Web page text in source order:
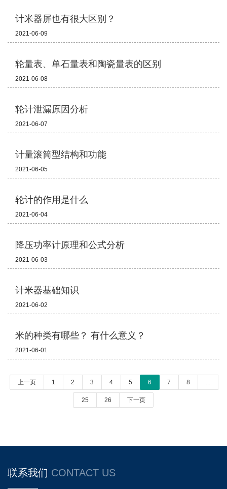
计米器屏也有很大区别？
2021-06-09
轮量表、单石量表和陶瓷量表的区别
2021-06-08
轮计泄漏原因分析
2021-06-07
计量滚筒型结构和功能
2021-06-05
轮计的作用是什么
2021-06-04
降压功率计原理和公式分析
2021-06-03
计米器基础知识
2021-06-02
米的种类有哪些？ 有什么意义？
2021-06-01
上一页 1 2 3 4 5 6 7 8 ...
25 26 下一页
联系我们 CONTACT US